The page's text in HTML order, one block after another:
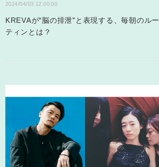
2024/04/03 12:00:00
KREVAが“脳の排泄”と表現する、毎朝のルー
ティンとは？